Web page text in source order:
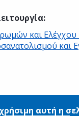
:
και Ελέγχου
και
αυτή η